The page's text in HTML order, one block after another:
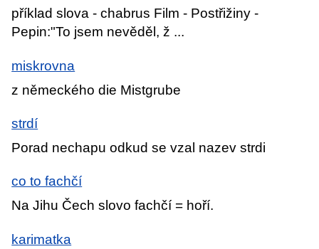
příklad slova - chabrus Film - Postřižiny -
Pepin:"To jsem nevěděl, ž ...
miskrovna
z německého die Mistgrube
strdí
Porad nechapu odkud se vzal nazev strdi
co to fachčí
Na Jihu Čech slovo fachčí = hoří.
karimatka